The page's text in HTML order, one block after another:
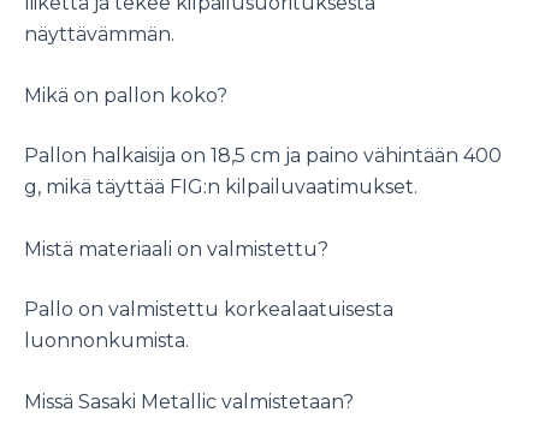
näyttävämmän.
Mikä on pallon koko?
Pallon halkaisija on 18,5 cm ja paino vähintään 400
g, mikä täyttää FIG:n kilpailuvaatimukset.
Mistä materiaali on valmistettu?
Pallo on valmistettu korkealaatuisesta
luonnonkumista.
Missä Sasaki Metallic valmistetaan?